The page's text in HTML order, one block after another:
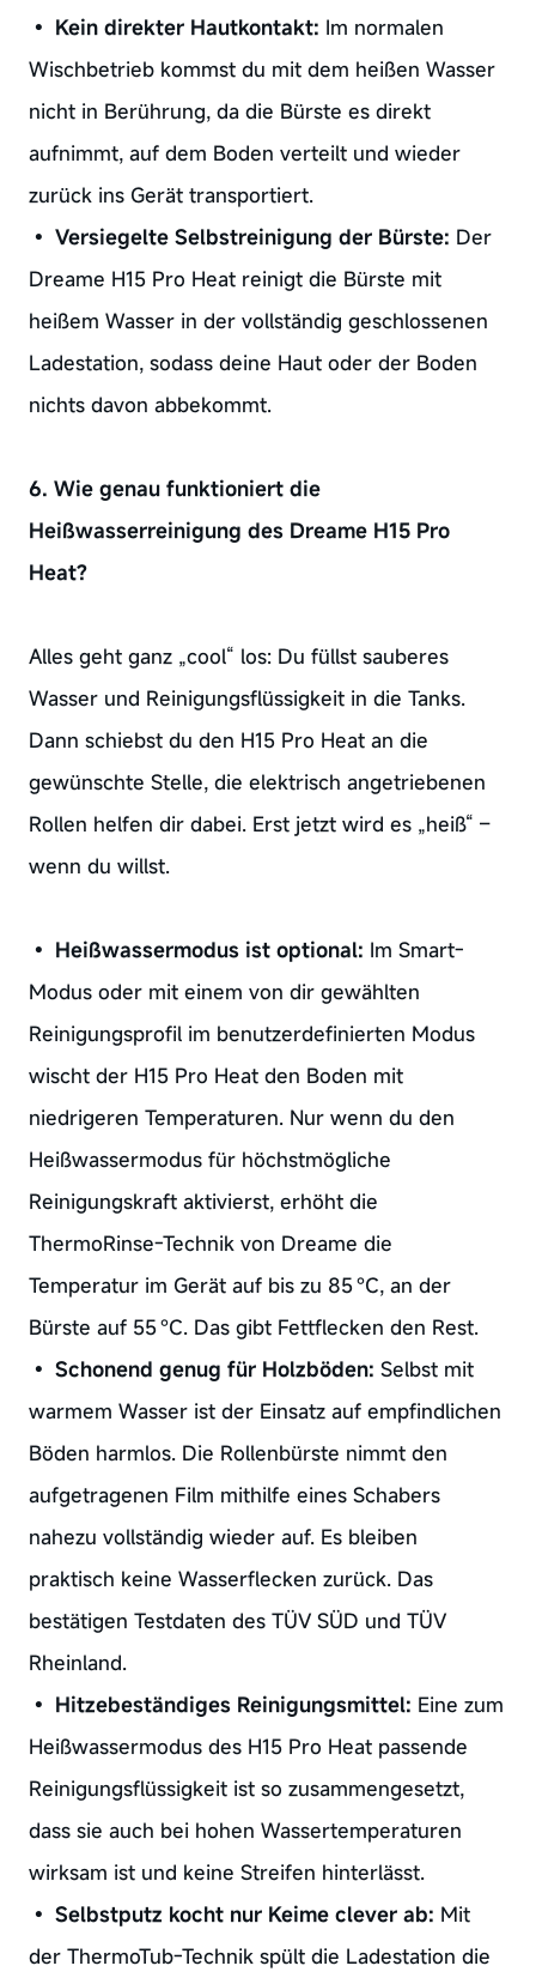
• Kein direkter Hautkontakt: Im normalen
Wischbetrieb kommst du mit dem heißen Wasser
nicht in Berührung, da die Bürste es direkt
aufnimmt, auf dem Boden verteilt und wieder
zurück ins Gerät transportiert.
• Versiegelte Selbstreinigung der Bürste: Der
Dreame H15 Pro Heat reinigt die Bürste mit
heißem Wasser in der vollständig geschlossenen
Ladestation, sodass deine Haut oder der Boden
nichts davon abbekommt.
6. Wie genau funktioniert die
Heißwasserreinigung des Dreame H15 Pro
Heat?
Alles geht ganz „cool“ los: Du füllst sauberes
Wasser und Reinigungsflüssigkeit in die Tanks.
Dann schiebst du den H15 Pro Heat an die
gewünschte Stelle, die elektrisch angetriebenen
Rollen helfen dir dabei. Erst jetzt wird es „heiß“ –
wenn du willst.
• Heißwassermodus ist optional: Im Smart-
Modus oder mit einem von dir gewählten
Reinigungsprofil im benutzerdefinierten Modus
wischt der H15 Pro Heat den Boden mit
niedrigeren Temperaturen. Nur wenn du den
Heißwassermodus für höchstmögliche
Reinigungskraft aktivierst, erhöht die
ThermoRinse-Technik von Dreame die
Temperatur im Gerät auf bis zu 85 °C, an der
Bürste auf 55 °C. Das gibt Fettflecken den Rest.
• Schonend genug für Holzböden: Selbst mit
warmem Wasser ist der Einsatz auf empfindlichen
Böden harmlos. Die Rollenbürste nimmt den
aufgetragenen Film mithilfe eines Schabers
nahezu vollständig wieder auf. Es bleiben
praktisch keine Wasserflecken zurück. Das
bestätigen Testdaten des TÜV SÜD und TÜV
Rheinland.
• Hitzebeständiges Reinigungsmittel: Eine zum
Heißwassermodus des H15 Pro Heat passende
Reinigungsflüssigkeit ist so zusammengesetzt,
dass sie auch bei hohen Wassertemperaturen
wirksam ist und keine Streifen hinterlässt.
• Selbstputz kocht nur Keime clever ab: Mit
der ThermoTub-Technik spült die Ladestation die